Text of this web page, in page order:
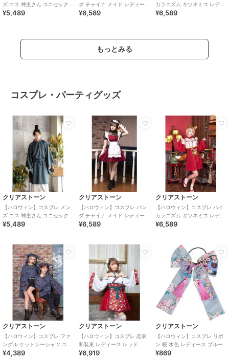
ズ コス 神主さん ユニセックス
ブルー
¥5,489
ダ チャイナ メイド レディース
レッド
¥6,589
カラニズム キツネミコ レディ
ース レッド
¥6,589
もっとみる
コスプレ・パーティグッズ
クリアストーン
【ハロウィン】コスプレ メン
ズ コス 神主さん ユニセックス
ブルー
¥5,489
クリアストーン
【ハロウィン】コスプレ パン
ダ チャイナ メイド レディース
レッド
¥6,589
クリアストーン
【ハロウィン】コスプレ ハイ
カラニズム キツネミコ レディ
ース レッド
¥6,589
クリアストーン
【ハロウィン】コスプレ ファ
ングル ケットシーシャツ ユニ
セックス グレー ハロウィーン
¥4,389
クリアストーン
【ハロウィン】コスプレ 恋衣
和装束 レディース レッド
¥6,919
クリアストーン
【ハロウィン】コスプレ リボ
ン 桜 水色 レディース ブルー
¥869